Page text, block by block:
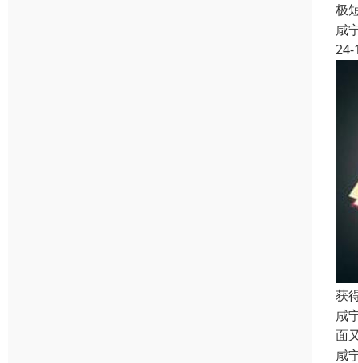
极
咸
24-
获
咸
面
咸